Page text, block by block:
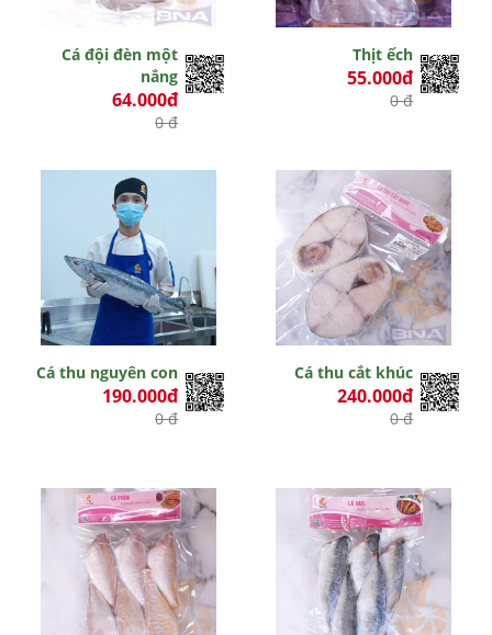
Cá đội đèn một
nắng
64.000đ
0 đ
Thịt ếch
55.000đ
0 đ
Cá thu nguyên con
190.000đ
0 đ
Cá thu cắt khúc
240.000đ
0 đ